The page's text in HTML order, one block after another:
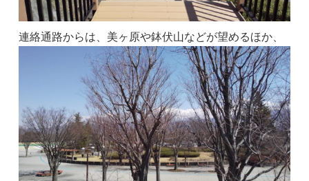
連絡通路からは、美ヶ原や鉢伏山などが望めるほか、